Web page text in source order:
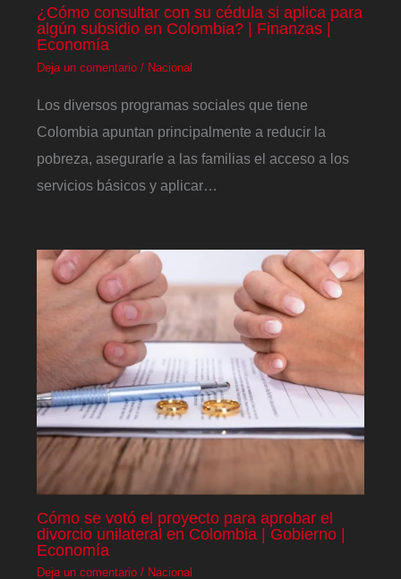
¿Cómo consultar con su cédula si aplica para
algún subsidio en Colombia? | Finanzas |
Economía
Deja un comentario / Nacional
Los diversos programas sociales que tiene
Colombia apuntan principalmente a reducir la
pobreza, asegurarle a las familias el acceso a los
servicios básicos y aplicar…
Cómo se votó el proyecto para aprobar el
divorcio unilateral en Colombia | Gobierno |
Economía
Deja un comentario / Nacional